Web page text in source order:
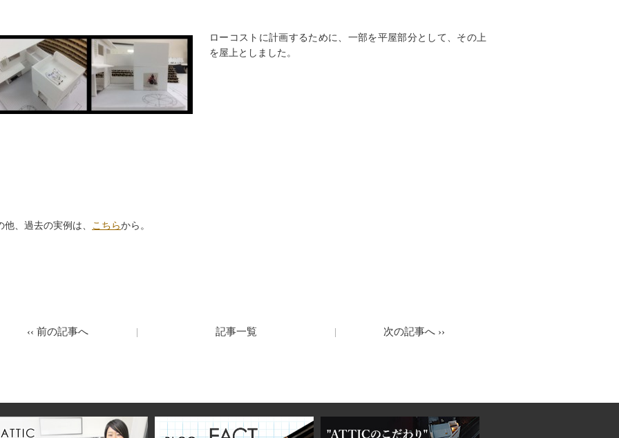
ローコストに計画するために、一部を平屋部分として、その上
を屋上としました。
他、過去の実例は、 こちらから。
次の記事へ ››
‹‹ 前の記事へ 記事一覧